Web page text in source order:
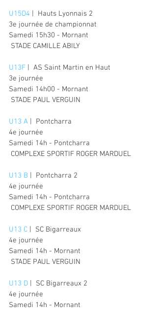
U15D4 |  Hauts Lyonnais 2
3e journée de championnat
Samedi 15h30 - Mornant
STADE CAMILLE ABILY
U13F |  AS Saint Martin en Haut
3e journée
Samedi 14h00 - Mornant
STADE PAUL VERGUIN
U13 A |  Pontcharra
4e journée
Samedi 14h - Pontcharra
COMPLEXE SPORTIF ROGER MARDUEL
U13 B |  Pontcharra 2
4e journée
Samedi 14h - Pontcharra
COMPLEXE SPORTIF ROGER MARDUEL
U13 C |  SC Bigarreaux
4e journée
Samedi 14h - Mornant
STADE PAUL VERGUIN
U13 D |  SC Bigarreaux 2
4e journée
Samedi 14h - Mornant